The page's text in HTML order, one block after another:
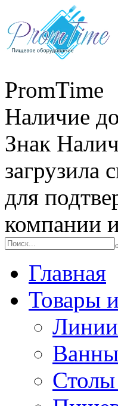
PromTime
Наличие
Знак
загрузила
для
компании
Главная
Товары
Линии